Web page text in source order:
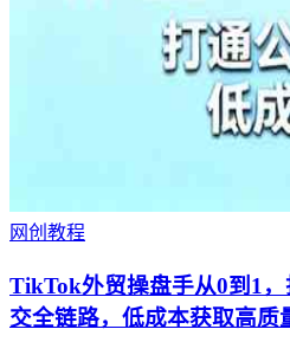
网创教程
TikTok外贸操盘手从0到1
交全链路，低成本获取高质